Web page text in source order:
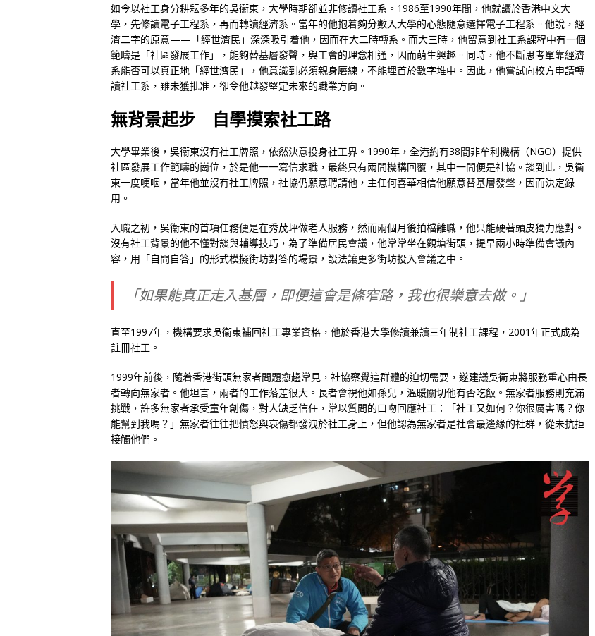
如今以社工身分耕耘多年的吳衞東，大學時期卻並非修讀社工系。1986至1990年間，他就讀於香港中文大
學，先修讀電子工程系，再而轉讀經濟系。當年的他抱着夠分數入大學的心態隨意選擇電子工程系。他說，經
濟二字的原意——「經世濟民」深深吸引着他，因而在大二時轉系。而大三時，他留意到社工系課程中有一個
範疇是「社區發展工作」，能夠替基層發聲，與工會的理念相通，因而萌生興趣。同時，他不斷思考單靠經濟
系能否可以真正地 「經世濟民」，他意識到必須親身磨練，不能埋首於數字堆中。因此，他嘗試向校方申請轉
讀社工系，雖未獲批准，卻令他越發堅定未來的職業方向。
無背景起步 自學摸索社工路
大學畢業後，吳衞東沒有社工牌照，依然決意投身社工界。1990年，全港約有38間非牟利機構（NGO）提供
社區發展工作範疇的崗位，於是他一一寫信求職，最終只有兩間機構回覆，其中一間便是社協。談到此，吳衞
東一度哽咽，當年他並沒有社工牌照，社協仍願意聘請他，主任何喜華相信他願意替基層發聲，因而決定錄
用。
入職之初，吳衞東的首項任務便是在秀茂坪做老人服務，然而兩個月後拍檔離職，他只能硬著頭皮獨力應對。
沒有社工背景的他不懂對談與輔導技巧，為了準備居民會議，他常常坐在觀塘街頭，提早兩小時準備會議內
容，用「自問自答」的形式模擬街坊對答的場景，設法讓更多街坊投入會議之中。
「如果能真正走入基層，即便這會是條窄路，我也很樂意去做。」
直至1997年，機構要求吳衞東補回社工專業資格，他於香港大學修讀兼讀三年制社工課程，2001年正式成為
註冊社工。
1999年前後，隨着香港街頭無家者問題愈趨常見，社協察覺這群體的迫切需要，遂建議吳衞東將服務重心由長
者轉向無家者。他坦言，兩者的工作落差很大。長者會視他如孫兒，溫暖關切他有否吃飯。無家者服務則充滿
挑戰，許多無家者承受童年創傷，對人缺乏信任，常以質問的口吻回應社工：「社工又如何？你很厲害嗎？你
能幫到我嗎？」無家者往往把憤怒與哀傷都發洩於社工身上，但他認為無家者是社會最邊緣的社群，從未抗拒
接觸他們。